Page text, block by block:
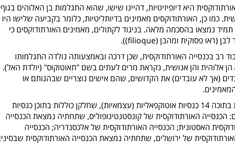
היא דיופיזיטיות, דהיינו שישו, שהוא התגלמות בן האלוהים בגוף
כמו כן, האורתודוקסים מאמינים בדיותליטיות, כלומר בקביעה שלישו היו
נמצאו בהסכמה מלאה. בניגוד לקתולים, מאמינים האורתודוקסים כי
(ראו פסוקית ומהבן (filioque)
).
רב בכנסייה האורתודוקסית, שכן דרכה ובאמצעותה נולדה התגלמותו
הן אלוהית והן אנושית, נקראת מרים לעתים בשם "תאוטוקוס" (יולדת האל).
(אך לא עובדים) את הקדושים, שהם אישים נוצריים שבהגותם או
הקהילה האורתודוקסית המזרחית כוללת בתוכה 14 כנסיות אוטוקפאליות (עצמאיות), שחלקן כוללות בתוכן כנסיות
הכנסייה האורתודוקסית של קונסטנטינופוליס, שתחתיה נמצאת הכנסייה
האסטונית; הכנסייה האורתודוקסית של אלכסנדריה; הכנסייה
של ירושלים, שתחתיה נמצאת הכנסייה האורתודוקסית שבסיני;